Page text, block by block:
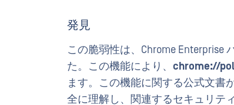
発見
この脆弱性は、Chrome Enterprise
た。この機能により、 chrome://
ます。この機能に関する公式文書
全に理解し、関連するセキュリテ